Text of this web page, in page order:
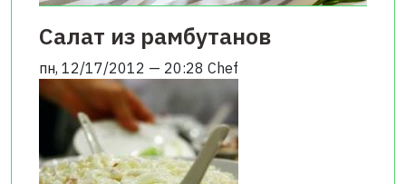
Салат из рамбутанов
пн, 12/17/2012 — 20:28 Chef